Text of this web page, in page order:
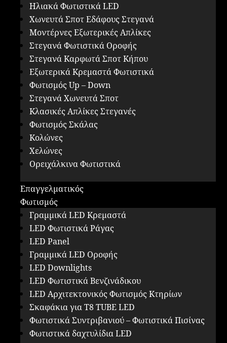
Ηλιακά Φωτιστικά LED
Χωνευτά Σποτ Εδάφους Στεγανά
Μοντέρνες Εξωτερικές Απλίκες
Στεγανά Φωτιστικά Οροφής
Στεγανά Καρφωτά Σποτ Κήπου
Εξωτερικά Κρεμαστά Φωτιστικά
Φωτισμός Up – Down
Στεγανά Χωνευτά Σποτ
Κλασικές Απλίκες Στεγανές
Φωτισμός Σκάλας
Κολώνες
Χελώνες
Ορειχάλκινα Φωτιστικά
Επαγγελματικός
Φωτισμός
Γραμμικά LED Κρεμαστά
LED Φωτιστικά Ράγας
LED Panel
Γραμμικά LED Οροφής
LED Downlights
LED Φωτιστικά Βενζινάδικου
LED Αρχιτεκτονικός Φωτισμός Κτηρίων
Σκαφάκια για Τ8 ΤUBE LED
Φωτιστικά Συντριβανιού – Φωτιστικά Πισίνας
Φωτιστικά δαχτυλίδια LED